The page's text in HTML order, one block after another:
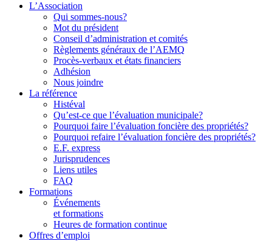
L’Association
Qui sommes-nous?
Mot du président
Conseil d’administration et comités
Règlements généraux de l’AEMQ
Procès-verbaux et états financiers
Adhésion
Nous joindre
La référence
Histéval
Qu’est-ce que l’évaluation municipale?
Pourquoi faire l’évaluation foncière des propriétés?
Pourquoi refaire l’évaluation foncière des propriétés?
E.F. express
Jurisprudences
Liens utiles
FAQ
Formations
Événements
et formations
Heures de formation continue
Offres d’emploi